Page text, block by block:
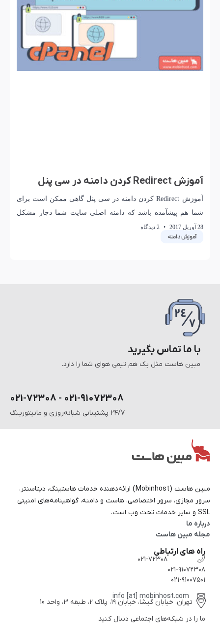
آموزش دامنه
آموزش Redirect کردن دامنه در سی پنل
آموزش Redirect کردن دامنه در سی پنل گاهی ممکن است برای
شما هم پیشآمده باشد که دامنه اصلی سایت شما دچار مشکل
شود . یا
28 آوریل 2017
با ما تماس بگیرید
مبین هاست مثل یک هم تیمی هوای شما را دارد.
۰۲۱-۹۱۰۷۲۳۰۸ - ۰۲۱-۷۲۳۰۸
۲۴/۷ پشتیبانی شبانه‌روزی و مانیتورینگ
مبین هاست (Mobinhost) ارائه‌دهنده خدمات هاستینگ، دیتاسنتر،
سرور مجازی، سرور اختصاصی، هاست و دامنه، گواهینامه‌های امنیتی
SSL و سایر خدمات تحت وب است.
درباره ما
مجله مبین هاست
راه های ارتباطی
۰۲۱-۷۲۳۰۸
۰۲۱-۹۱۰۷۲۳۰۸
۰۲۱-۹۱۰۰۷۵۰۱
info [at] mobinhost.com
تهران، خیابان گیشا، خیابان ۱۹، پلاک 2، طبقه 3، واحد 10
ما را در شبکه‌های اجتماعی دنبال کنید